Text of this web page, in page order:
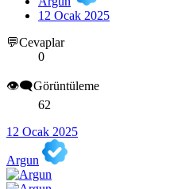
12 Ocak 2025
💬Cevaplar
0
👁️‍🗨️Görüntüleme
62
12 Ocak 2025
Argun